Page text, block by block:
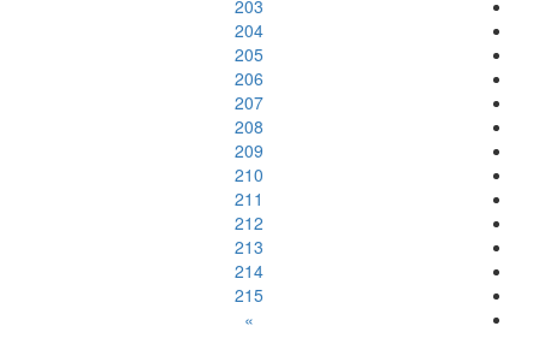
203
204
205
206
207
208
209
210
211
212
213
214
215
»